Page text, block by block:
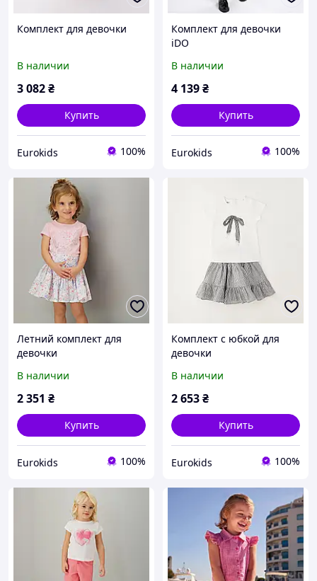
Комплект для девочки
В наличии
3 082₴
Купить
Eurokids 100%
Комплект для девочки
iDO
В наличии
4 139₴
Купить
Eurokids 100%
Летний комплект для
девочки
В наличии
2 351 ₴
Купить
Eurokids 100%
Комплект с юбкой для
девочки
В наличии
2 653₴
Купить
Eurokids 100%